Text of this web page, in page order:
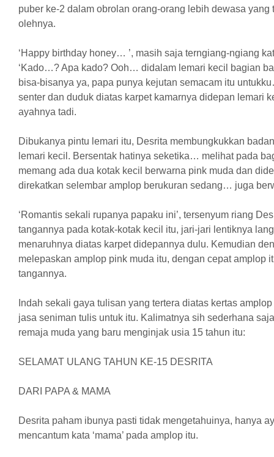
puber ke-2 dalam obrolan orang-orang lebih dewasa yang
olehnya.
‘Happy birthday honey… ’, masih saja terngiang-ngiang
‘Kado…? Apa kado? Ooh… didalam lemari kecil bagian
bisa-bisanya ya, papa punya kejutan semacam itu
senter dan duduk diatas karpet kamarnya didepan lemari
ayahnya tadi.
Dibukanya pintu lemari itu, Desrita membungkukkan
lemari kecil. Bersentak hatinya seketika… melihat pada
memang ada dua kotak kecil berwarna pink muda dan
direkatkan selembar amplop berukuran sedang… juga
‘Romantis sekali rupanya papaku ini’, tersenyum riang
tangannya pada kotak-kotak kecil itu, jari-jari lentiknya
menaruhnya diatas karpet didepannya dulu. Kemudian
melepaskan amplop pink muda itu, dengan cepat amplop
tangannya.
Indah sekali gaya tulisan yang tertera diatas kertas
jasa seniman tulis untuk itu. Kalimatnya sih sederhana
remaja muda yang baru menginjak usia 15 tahun itu:
SELAMAT ULANG TAHUN KE-15 DESRITA
DARI PAPA & MAMA
Desrita paham ibunya pasti tidak mengetahuinya, hanya
mencantum kata ‘mama’ pada amplop itu.